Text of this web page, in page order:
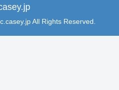
All Rights Reserved.